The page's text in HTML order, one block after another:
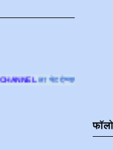
क्लिक करा.